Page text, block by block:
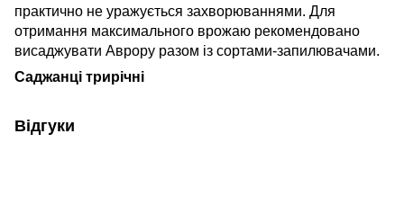
практично не уражується захворюваннями. Для
отримання максимального врожаю рекомендовано
висаджувати Аврору разом із сортами-запилювачами.
Саджанці трирічні
Відгуки